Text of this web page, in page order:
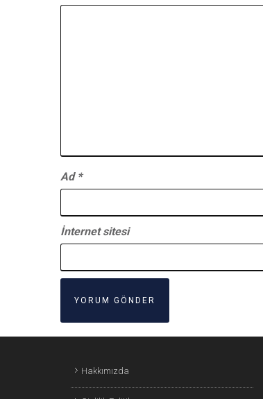
Ad *
İnternet sitesi
Hakkımızda